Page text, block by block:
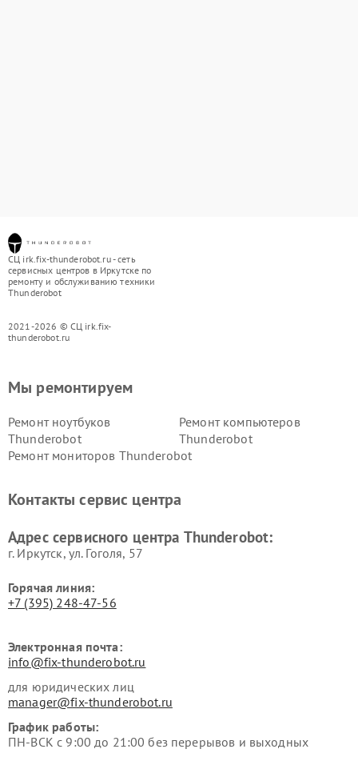
СЦ irk.fix-thunderobot.ru - сеть
сервисных центров в Иркутске по
ремонту и обслуживанию техники
Thunderobot
2021-2026 © СЦ irk.fix-
thunderobot.ru
Мы ремонтируем
Ремонт ноутбуков
Thunderobot
Ремонт компьютеров
Thunderobot
Ремонт мониторов Thunderobot
Контакты сервис центра
Адрес сервисного центра Thunderobot:
г. Иркутск, ул. ​Гоголя, 57
Горячая линия:
+7 (395) 248-47-56
Электронная почта:
info@fix-thunderobot.ru
для юридических лиц
manager@fix-thunderobot.ru
График работы:
ПН-ВСК с 9:00 до 21:00 без перерывов и выходных